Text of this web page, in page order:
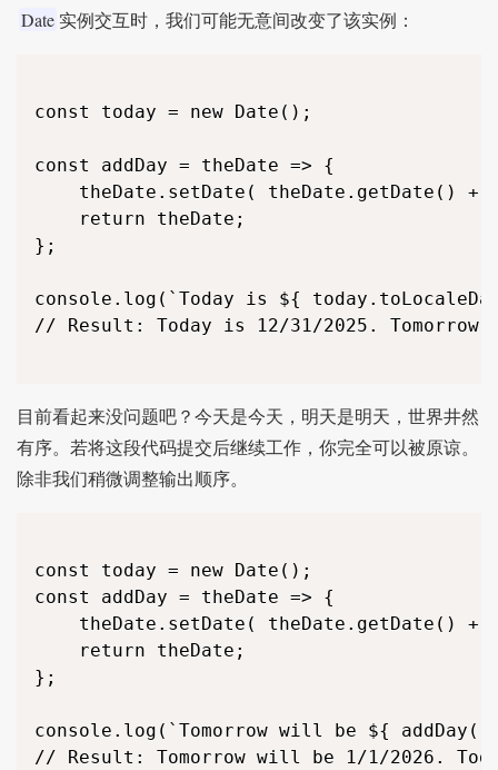
Date 实例交互时，我们可能无意间改变了该实例：
const today = new Date();
const addDay = theDate => {
};
console.log(`Today is ${
// Result: Today is 12/31/2025. Tomorrow
目前看起来没问题吧？今天是今天，明天是明天，世界井然
有序。若将这段代码提交后继续工作，你完全可以被原谅。
除非我们稍微调整输出顺序。
const today = new Date();
const addDay = theDate => {
};
console.log(`Tomorrow will be ${
// Result: Tomorrow will be 1/1/2026.